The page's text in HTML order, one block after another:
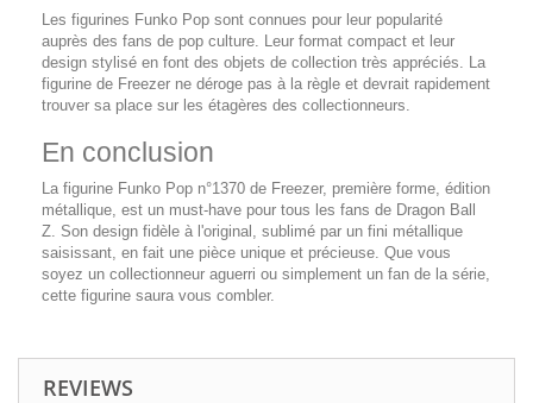
Les figurines Funko Pop sont connues pour leur popularité
auprès des fans de pop culture. Leur format compact et leur
design stylisé en font des objets de collection très appréciés. La
figurine de Freezer ne déroge pas à la règle et devrait rapidement
trouver sa place sur les étagères des collectionneurs.
En conclusion
La figurine Funko Pop n°1370 de Freezer, première forme, édition
métallique, est un must-have pour tous les fans de Dragon Ball
Z. Son design fidèle à l'original, sublimé par un fini métallique
saisissant, en fait une pièce unique et précieuse. Que vous
soyez un collectionneur aguerri ou simplement un fan de la série,
cette figurine saura vous combler.
REVIEWS